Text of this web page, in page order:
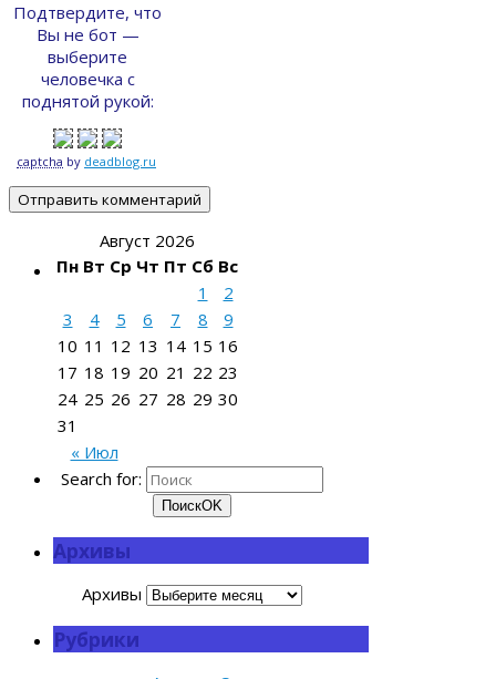
Подтвердите, что
Вы не бот —
выберите
человечка с
поднятой рукой:
captcha by deadblog.ru
Август 2026
Пн Вт Ср Чт Пт Сб Вс
« Июл
1
2
3
4 5 6 7 8
9
10 11 12 13 14 15 16
17 18 19 20 21 22 23
24 25 26 27 28 29 30
31
Search for:
ПоискOK
Архивы
Архивы
Рубрики